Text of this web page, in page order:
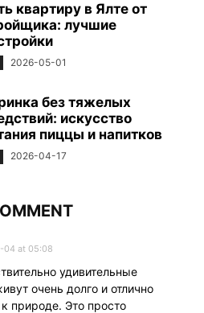
квартиру в Ялте от
лучшие
2026-05-01
без тяжелых
искусство
пиццы и напитков
2026-04-17
04 at 05:08
удивительные
очень долго и отлично
природе. Это просто